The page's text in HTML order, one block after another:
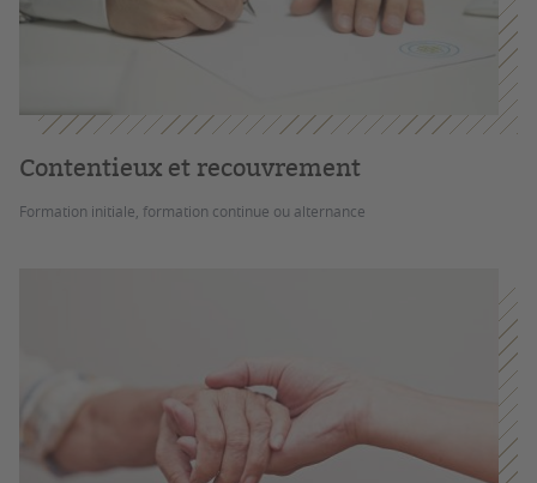
Contentieux et recouvrement
Formation initiale, formation continue ou alternance